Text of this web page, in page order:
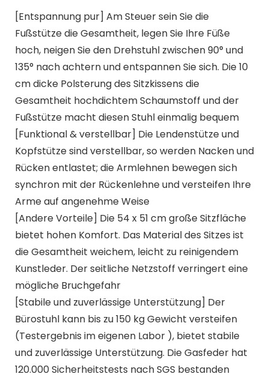
[Entspannung pur] Am Steuer sein Sie die
Fußstütze die Gesamtheit, legen Sie Ihre Füße
hoch, neigen Sie den Drehstuhl zwischen 90° und
135° nach achtern und entspannen Sie sich. Die 10
cm dicke Polsterung des Sitzkissens die
Gesamtheit hochdichtem Schaumstoff und der
Fußstütze macht diesen Stuhl einmalig bequem
[Funktional & verstellbar] Die Lendenstütze und
Kopfstütze sind verstellbar, so werden Nacken und
Rücken entlastet; die Armlehnen bewegen sich
synchron mit der Rückenlehne und versteifen Ihre
Arme auf angenehme Weise
[Andere Vorteile] Die 54 x 51 cm große Sitzfläche
bietet hohen Komfort. Das Material des Sitzes ist
die Gesamtheit weichem, leicht zu reinigendem
Kunstleder. Der seitliche Netzstoff verringert eine
mögliche Bruchgefahr
[Stabile und zuverlässige Unterstützung] Der
Bürostuhl kann bis zu 150 kg Gewicht versteifen
(Testergebnis im eigenen Labor ), bietet stabile
und zuverlässige Unterstützung. Die Gasfeder hat
120.000 Sicherheitstests nach SGS bestanden